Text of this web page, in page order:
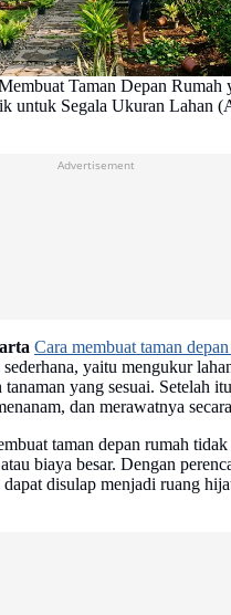
Taman Depan Rumah
untuk Segala Ukuran Lahan
Cara membuat taman
yaitu mengukur
yang sesuai. Setelah
dan merawatnya
taman depan rumah tidak
biaya besar. Dengan
disulap menjadi ruang